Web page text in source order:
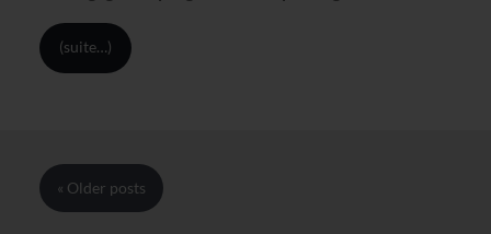
(suite…)
« Older posts